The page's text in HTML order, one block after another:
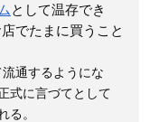
として温存でき
でたまに買うこと
流通するようにな
式に言づてとして
る。